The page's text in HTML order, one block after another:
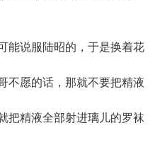
说服陆昭的，于是换着花
不愿的话，那就不要把精液
把精液全部射进璃儿的罗袜